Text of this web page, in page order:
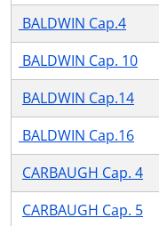
BALDWIN Cap.4
BALDWIN Cap. 10
BALDWIN Cap.14
BALDWIN Cap.16
CARBAUGH Cap. 4
CARBAUGH Cap. 5